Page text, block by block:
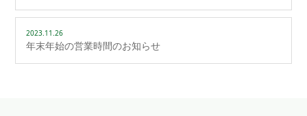
2023.11.26
年末年始の営業時間のお知らせ